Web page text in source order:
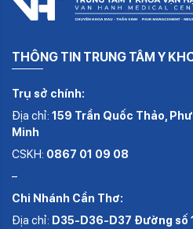
THÔNG TIN TRUNG TÂM Y
Trụ sở chính:
Địa chỉ: 159 Trần Quốc Thảo,
Minh
CSKH: 0867 01 09 08
–
Chi Nhánh Cần Thơ:
Địa chỉ: D35-D36-D37 Đường số